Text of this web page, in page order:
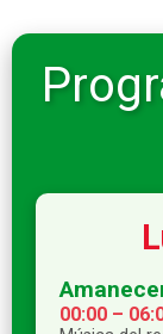
00:00 –